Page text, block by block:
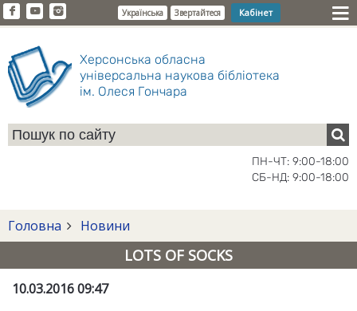
Українська Звертайтеся Кабінет
Херсонська обласна
універсальна наукова бібліотека
ім. Олеся Гончара
ПН-ЧТ: 9:00-18:00
СБ-НД: 9:00-18:00
Головна Новини
LOTS OF SOCKS
10.03.2016 09:47